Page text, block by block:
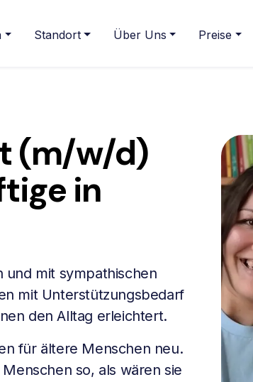
Standort Über Uns Preise
(m/w/d)
in
und mit sympathischen
mit Unterstützungsbedarf
den Alltag erleichtert.
für ältere Menschen neu.
so, als wären sie